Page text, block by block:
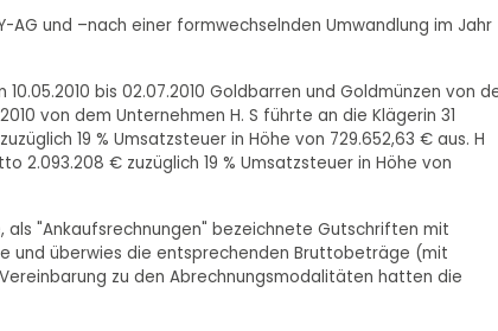
und –nach einer formwechselnden Umwandlung im Jahr
bis 02.07.2010 Goldbarren und Goldmünzen von
von dem Unternehmen H. S führte an die Klägerin 31
19 % Umsatzsteuer in Höhe von 729.652,63 € aus. H
€ zuzüglich 19 % Umsatzsteuer in Höhe von
"Ankaufsrechnungen" bezeichnete Gutschriften mit
und überwies die entsprechenden Bruttobeträge (mit
zu den Abrechnungsmodalitäten hatten die